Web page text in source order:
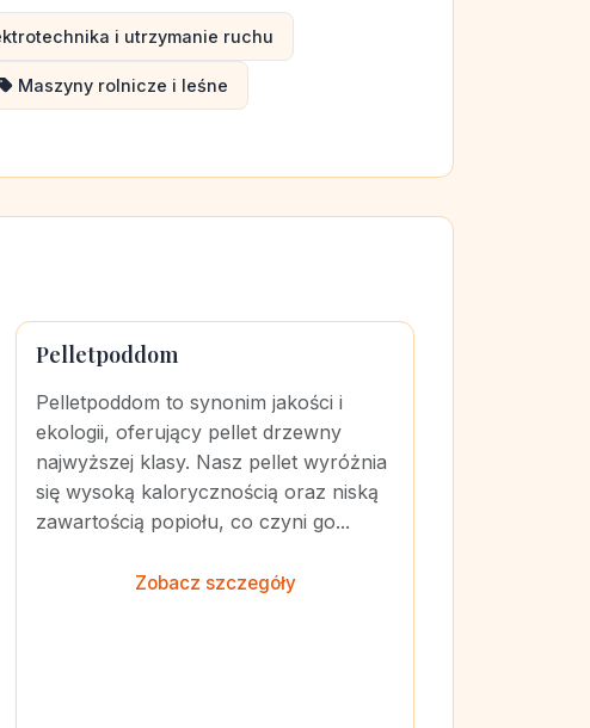
i utrzymanie ruchu
Maszyny rolnicze i leśne
Pelletpoddom
Pelletpoddom to synonim jakości i
ekologii, oferujący pellet drzewny
najwyższej klasy. Nasz pellet wyróżnia
się wysoką kalorycznością oraz niską
zawartością popiołu, co czyni go...
Zobacz szczegóły